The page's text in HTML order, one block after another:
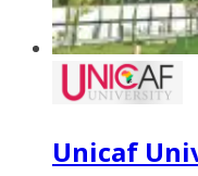
Unicaf